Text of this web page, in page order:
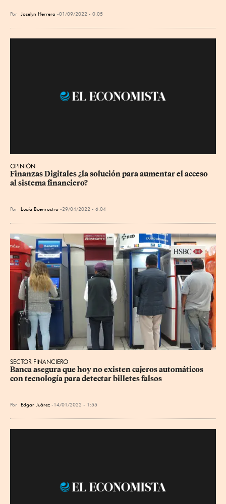
Por Joselyn Herrera 01/09/2022 - 0:05
OPINIÓN
Finanzas Digitales ¿la solución para aumentar el acceso
al sistema financiero?
Por Lucía Buenrostro 29/04/2022 - 6:04
SECTOR FINANCIERO
Banca asegura que hoy no existen cajeros automáticos
con tecnología para detectar billetes falsos
Por Edgar Juárez 14/01/2022 - 1:55